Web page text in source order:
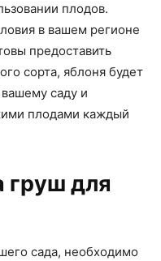
плодов.
в вашем регионе
предоставить
сорта, яблоня будет
саду и
плодами каждый
груш для
сада, необходимо